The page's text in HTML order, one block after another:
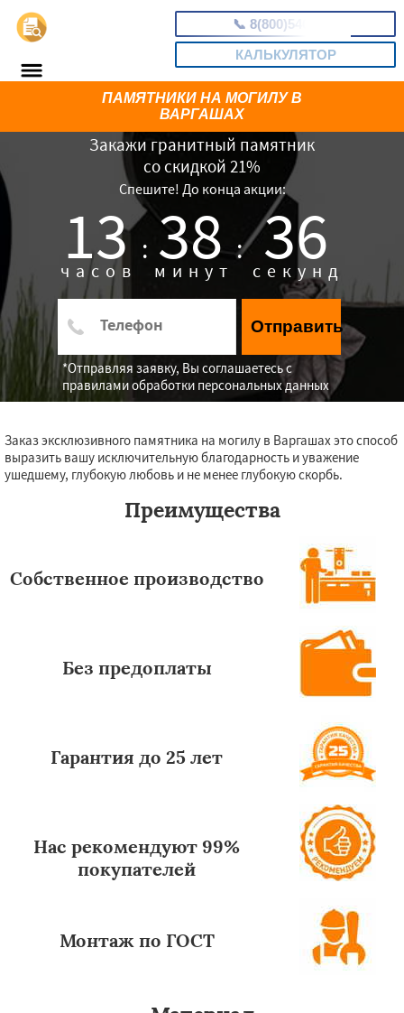
📞 8(800)5403465
КАЛЬКУЛЯТОР
Закажи гранитный памятник
со скидкой 21%
Спешите! До конца акции:
13 :
часов 38 :
минут 35
секунд
Отправить
*Отправляя заявку, Вы соглашаетесь с
правилами обработки персональных данных
ПАМЯТНИКИ НА МОГИЛУ В
ВАРГАШАХ
Заказ эксклюзивного памятника на могилу в Варгашах это способ
выразить вашу исключительную благодарность и уважение
ушедшему, глубокую любовь и не менее глубокую скорбь.
Преимущества
Собственное производство
Без предоплаты
Гарантия до 25 лет
Нас рекомендуют 99%
покупателей
Монтаж по ГОСТ